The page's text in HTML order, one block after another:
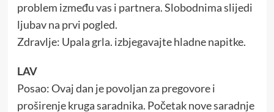
problem između vas i partnera. Slobodnima slijedi
ljubav na prvi pogled.
Zdravlje: Upala grla. izbjegavajte hladne napitke.
LAV
Posao: Ovaj dan je povoljan za pregovore i
proširenje kruga saradnika. Početak nove saradnje